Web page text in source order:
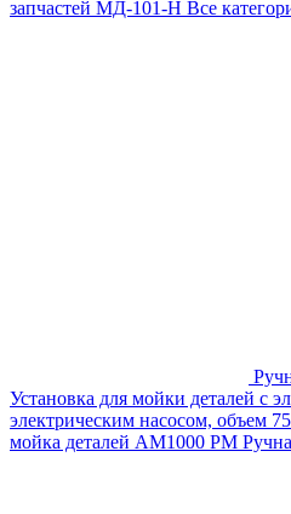
запчастей МД-101-Н Все
Установка для мойки деталей с
электрическим насосом, объем
мойка деталей АМ1000 РМ